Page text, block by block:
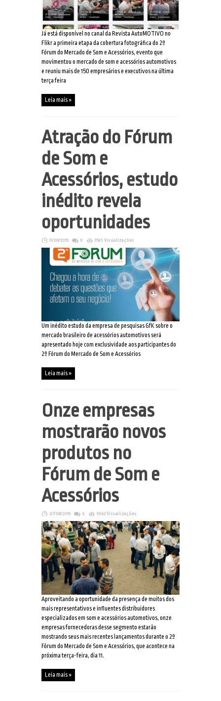
Já está disponível no canal da Revista AutoMOTIVO no
Flikr a primeira etapa da cobertura fotográfica do 2º
Fórum do Mercado de Som e Acessórios, evento que
movimentou o mercado de som e acessórios automotivos
e reuniu mais de 150 empresários e executivos na última
terça feira
Leia mais »
Atração do Fórum
de Som e
Acessórios, estudo
inédito revela
oportunidades
11/08/2015 0 3543 Visualizações
Um inédito estudo da empresa de pesquisas GfK sobre o
mercado brasileiro de acessórios automotivos será
apresentado hoje com exclusividade aos participantes do
2º Fórum do Mercado de Som e Acessórios
Leia mais »
Onze empresas
mostrarão novos
produtos no
Fórum de Som e
Acessórios
07/08/2015 0 3962 Visualizações
Aproveitando a oportunidade da presença de muitos dos
mais representativos e influentes distribuidores
especializados em som e acessórios automotivos, onze
empresas fornecedoras desse segmento estarão
mostrando seus mais recentes lançamentos durante o 2º
Fórum do Mercado de Som e Acessórios, que acontece na
próxima terça-feira, dia 11.
Leia mais »